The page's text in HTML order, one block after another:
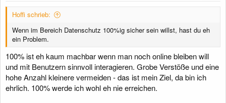
Hoffi schrieb:
Wenn im Bereich Datenschutz 100%ig sicher sein willst, hast du eh
ein Problem.
100% ist eh kaum machbar wenn man noch online bleiben will
und mit Benutzern sinnvoll interagieren. Grobe Verstöße und eine
hohe Anzahl kleinere vermeiden - das ist mein Ziel, da bin ich
ehrlich. 100% werde ich wohl eh nie erreichen.